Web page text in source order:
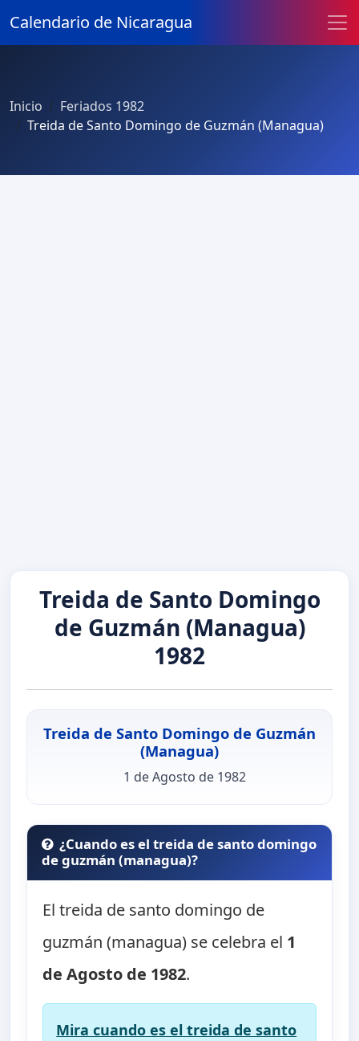
Calendario de Nicaragua
Inicio
Feriados 1982
Treida de Santo Domingo de Guzmán (Managua)
Treida de Santo Domingo
de Guzmán (Managua)
1982
Treida de Santo Domingo de Guzmán
(Managua)
1 de Agosto de 1982
¿Cuando es el treida de santo domingo
de guzmán (managua)?
El treida de santo domingo de
guzmán (managua) se celebra el 1
de Agosto de 1982.
Mira cuando es el treida de santo